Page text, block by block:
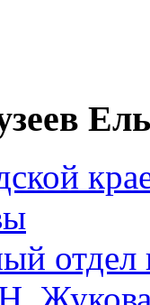
отдел